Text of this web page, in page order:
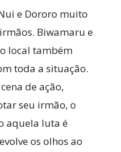
e Dororo muito
Biwamaru e
local também
toda a situação.
de ação,
seu irmão, o
aquela luta é
os olhos ao